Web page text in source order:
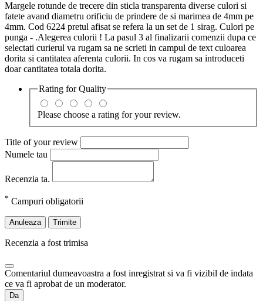
Margele rotunde de trecere din sticla transparenta diverse culori si
fatete avand diametru orificiu de prindere de si marimea de 4mm pe
4mm. Cod 6224 pretul afisat se refera la un set de 1 sirag. Culori pe
punga - .Alegerea culorii ! La pasul 3 al finalizarii comenzii dupa ce
selectati curierul va rugam sa ne scrieti in campul de text culoarea
dorita si cantitatea aferenta culorii. In cos va rugam sa introduceti
doar cantitatea totala dorita.
Rating forQuality
Please choose a rating for your review.
Title of your review
Numele tau
Recenzia ta.
* Campuri obligatorii
Anuleaza Trimite
Recenzia a fost trimisa
Comentariul dumeavoastra a fost inregistrat si va fi vizibil de indata
ce va fi aprobat de un moderator.
Da